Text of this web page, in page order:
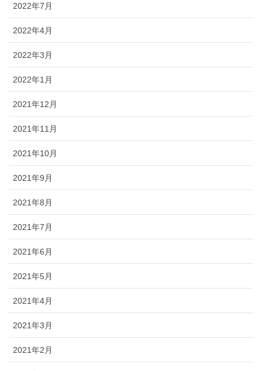
2022年7月
2022年4月
2022年3月
2022年1月
2021年12月
2021年11月
2021年10月
2021年9月
2021年8月
2021年7月
2021年6月
2021年5月
2021年4月
2021年3月
2021年2月